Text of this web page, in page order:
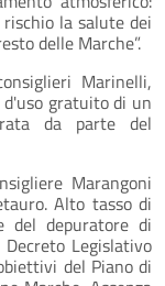
la salute dei
delle Marche”.
Marinelli,
d'uso gratuito di un
da parte del
Marangoni
Alto tasso di
del depuratore di
Legislativo
del Piano di